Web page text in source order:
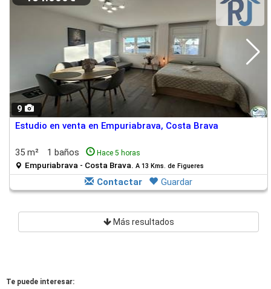
9
Estudio en venta en Empuriabrava, Costa Brava
35 m² 1 baños Hace 5 horas
Empuriabrava - Costa Brava. A 13 Kms. de Figueres
Contactar Guardar
Más resultados
Te puede interesar: